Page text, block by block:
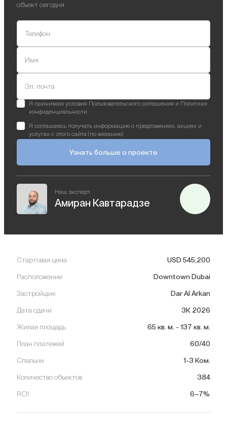
объект сегодня
Телефон
Имя
Эл. почта
Я принимаю условия Пользовательского соглашения и Политики
конфиденциальности
Я соглашаюсь получать информацию о предложениях, акциях и
услугах с этого сайта (по желанию)
Узнать больше о проекте
Наш эксперт
Амиран Кавтарадзе
Стартовая цена USD 545,200
Расположение Downtown Dubai
Застройщик Dar Al Arkan
Дата сдачи 3К 2026
Жилая площадь 65 кв. м. - 137 кв. м.
План платежей 60/40
Спальни 1-3 Ком.
Количество объектов 384
ROI 6–7%